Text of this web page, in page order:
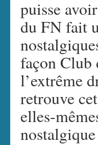
puisse
du FN fait
façon Club
l’extrême
retrouve
elles-